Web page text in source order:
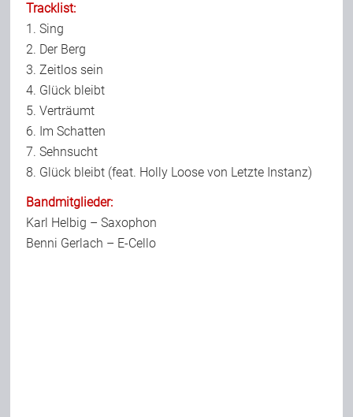
Tracklist:
1. Sing
2. Der Berg
3. Zeitlos sein
4. Glück bleibt
5. Verträumt
6. Im Schatten
7. Sehnsucht
8. Glück bleibt (feat. Holly Loose von Letzte Instanz)
Bandmitglieder:
Karl Helbig – Saxophon
Benni Gerlach – E-Cello